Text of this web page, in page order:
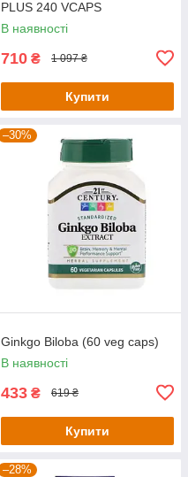
PLUS 240 VCAPS
В наявності
710 ₴ 1 097 ₴
Купити
–30%
Ginkgo Biloba (60 veg caps)
В наявності
433 ₴ 619 ₴
Купити
–28%